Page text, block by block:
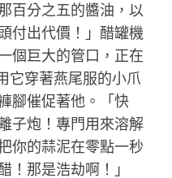
百分之五的醬油，以
付出代價！」醋罐機
個巨大的管口，正在
它穿著燕尾服的小爪
腳催促著他。「快
子炮！專門用來溶解
你的蒜泥在零點一秒
！那是浩劫啊！」